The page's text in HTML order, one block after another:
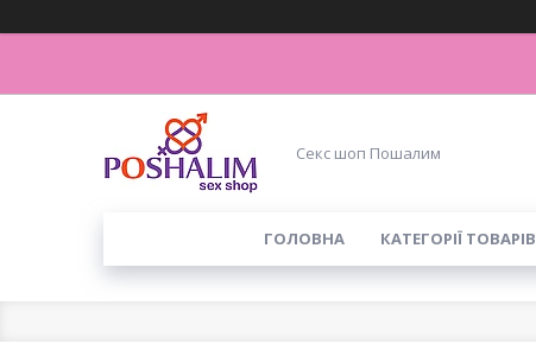
Секс шоп Пошалим
ГОЛОВНА КАТЕГОРІЇ ТОВАРІВ